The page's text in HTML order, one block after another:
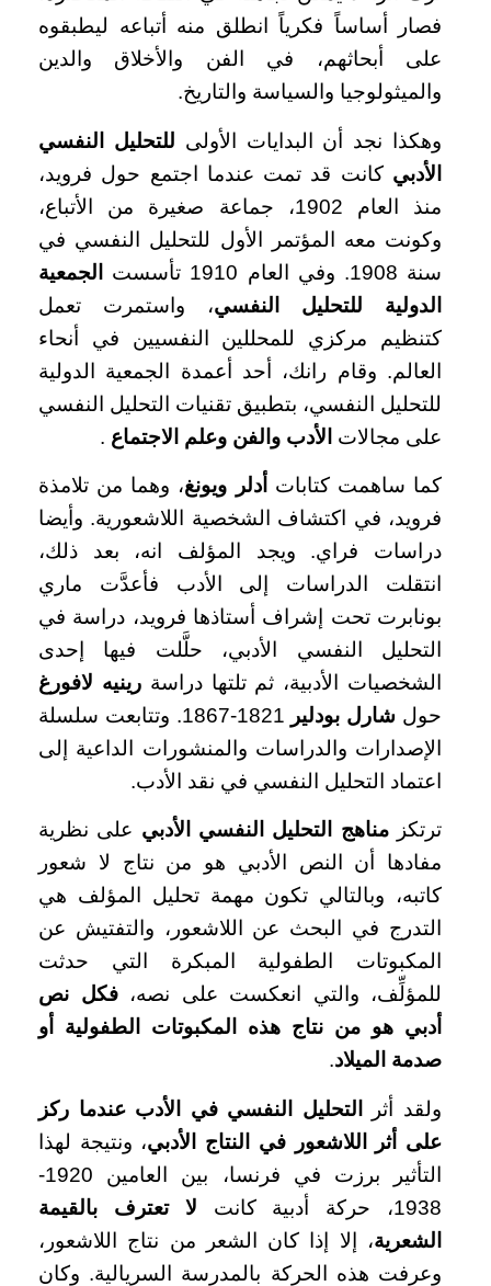
فصار أساساً فكرياً انطلق منه أتباعه ليطبقوه
على أبحاثهم، في الفن والأخلاق والدين
والميثولوجيا والسياسة والتاريخ.
وهكذا نجد أن البدايات الأولى للتحليل النفسي
الأدبي كانت قد تمت عندما اجتمع حول فرويد،
منذ العام 1902، جماعة صغيرة من الأتباع،
وكونت معه المؤتمر الأول للتحليل النفسي في
سنة 1908. وفي العام 1910 تأسست
الجمعية
الدولية للتحليل النفسي، واستمرت تعمل
كتنظيم مركزي للمحللين النفسيين في أنحاء
العالم. وقام رانك، أحد أعمدة الجمعية الدولية
للتحليل النفسي، بتطبيق تقنيات التحليل النفسي
على مجالات الأدب والفن وعلم الاجتماع .
كما ساهمت كتابات أدلر ويونغ، وهما من تلامذة
فرويد، في اكتشاف الشخصية اللاشعورية. وأيضا
دراسات فراي. ويجد المؤلف انه، بعد ذلك،
انتقلت الدراسات إلى الأدب فأعدَّت ماري
بونابرت تحت إشراف أستاذها فرويد، دراسة في
التحليل النفسي الأدبي، حلَّلت فيها إحدى
الشخصيات الأدبية، ثم تلتها دراسةرينيه لافورغ
حول شارل بودلير
1821-1867. وتتابعت سلسلة
الإصدارات والدراسات والمنشورات الداعية إلى
اعتماد التحليل النفسي في نقد الأدب.
ترتكزمناهج التحليل النفسي الأدبي على نظرية
مفادها أن النص الأدبي هو من نتاج لا شعور
كاتبه، وبالتالي تكون مهمة تحليل المؤلف هي
التدرج في البحث عن اللاشعور، والتفتيش عن
المكبوتات الطفولية المبكرة التي حدثت
للمؤلِّف، والتي انعكست على نصه،فكل نص
أدبي هو من نتاج هذه المكبوتات الطفولية أو
صدمة الميلاد.
ولقد أثر
التحليل النفسي في الأدب عندما ركز
على أثر اللاشعور في النتاج الأدبي، ونتيجة لهذا
التأثير برزت في فرنسا، بين العامين 1920-
1938، حركة أدبية كانت
لا تعترف بالقيمة
الشعرية، إلا إذا كان الشعر من نتاج اللاشعور،
وعرفت هذه الحركة بالمدرسة السريالية. وكان